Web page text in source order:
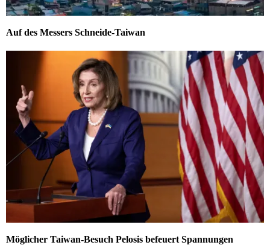
Auf des Messers Schneide-Taiwan
Möglicher Taiwan-Besuch Pelosis befeuert Spannungen